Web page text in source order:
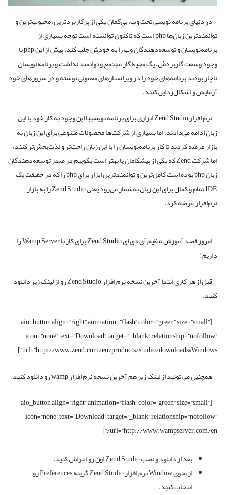
در دنیای برنامه‌ نویسی تحت وب، بی‌گمان یکی از پرکاربردترین، محبوب‌ترین و
توانمندترین زبان‌ها php است که تاکنون توانسته است توجه بسیاری از
برنامه‌نویسان و توسعه‌دهندگان وب را به خودش جلب کند. پیش از این php با
وجود وسعت کاربردش، یک محیط کار مجتمع و توانمند نداشت و برنامه‌نویسان
ناچار بودند برنامه‌های خود را در ویراستارهای معمولی نوشته و در سرورهای خود
آزمایش و اشکال‌زدایی کنند.
نرم افزار Zend Studio ابزاری برای برنامه نویسیبا این وجود به کار خود با این
زبان ادامه می‌دادند، اما بسیاری از شرکت‌ها محصولات متنوعی برای این زبان به
بازار عرضه کردند تا کار برنامه‌نویسان را با این زبان راحت‌تر و لذت‌بخش‌تر کنند،
اما شرکت Zend که یکی از پیشگامان یا بهتر است بگوییم در صدر توسعه‌دهندگان
زبان php بوده است کامل‌ترین و توانمندترین ابزار برای php را که در حقیقت یک
IDE تمام و کمال برای این زبان به‌شمار می‌رود یعنی Zend Studio را به بازار
نرم‌افزار عرضه کرد.
امروز قصد آموزش تنظیم آی دی ای Zend Studio برای کار با Wamp Server را
داریم!
قبل از هر کاری ابتدا آخرین نسخه نرم افزار Zend Studio رو از لینک زیر دانلود
کنید.
[aio_button align=”right” animation=”flash” color=”green” size=”small”
icon=”none” text=”Download” target=”_blank” relationship=”nofollow”
url=”http://www.zend.com/en/products/studio/downloads#Windows”]
همچنین می تونید از لینک زیر هم آخرین نسخه نرم افزار wamp رو دانلود کنید.
[aio_button align=”right” animation=”flash” color=”green” size=”small”
icon=”none” text=”Download” target=”_blank” relationship=”nofollow”
url=”http://www.wampserver.com/en/”]
بعد از دانلود و نصب Zend Studio اون رو اجراش کنید.
از منوی Window نرم افزار Zend Studio گزینه Preferences رو
انتخاب کنید.